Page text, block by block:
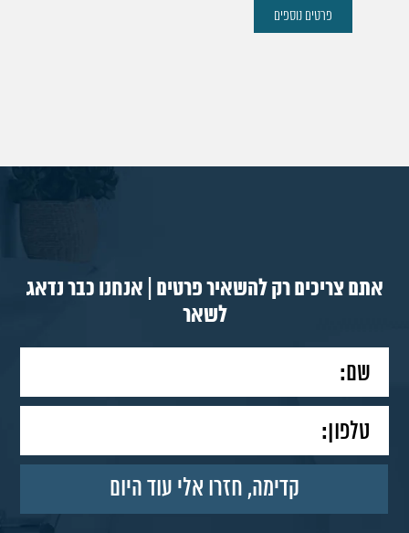
פרטים נוספים
אתם צריכים רק להשאיר פרטים | אנחנו כבר נדאג
לשאר